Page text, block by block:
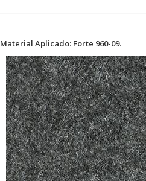
Material Aplicado: Forte 960-09.